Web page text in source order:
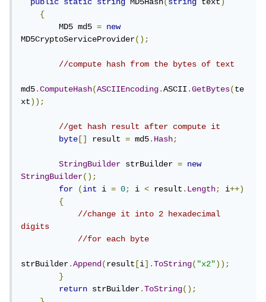
public static string MD5Hash(string text)
{
        MD5 md5
=
new
MD5CryptoServiceProvider();
//compute hash from the bytes of text
md5.ComputeHash(ASCIIEncoding.ASCII.GetBytes(te
xt));
//get hash result after compute it
byte [] result = md5.Hash;
StringBuilder strBuilder =
new
StringBuilder();
for
(int i = 0; i < result.Length; i++)
{
//change it into 2 hexadecimal
digits
//for each byte
strBuilder.Append(result [i].ToString("x2"));
}
return strBuilder.ToString();